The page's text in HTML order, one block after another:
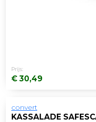
Prijs:
€ 30,49
convert
KASSALADE